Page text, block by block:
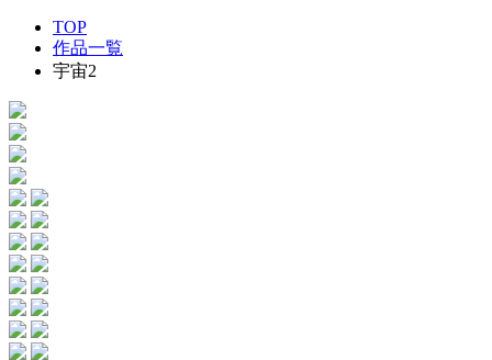
TOP
作品一覧
宇宙2